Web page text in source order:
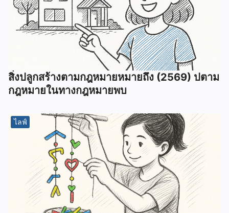
สิ่งปลูกสร้างตามกฎหมายหมายถึง (2569) ปตาม
กฎหมายในทางกฎหมายพบ
ไลฟ์